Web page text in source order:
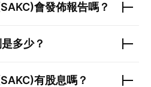
會發佈報告嗎？
多少？
有股息嗎？